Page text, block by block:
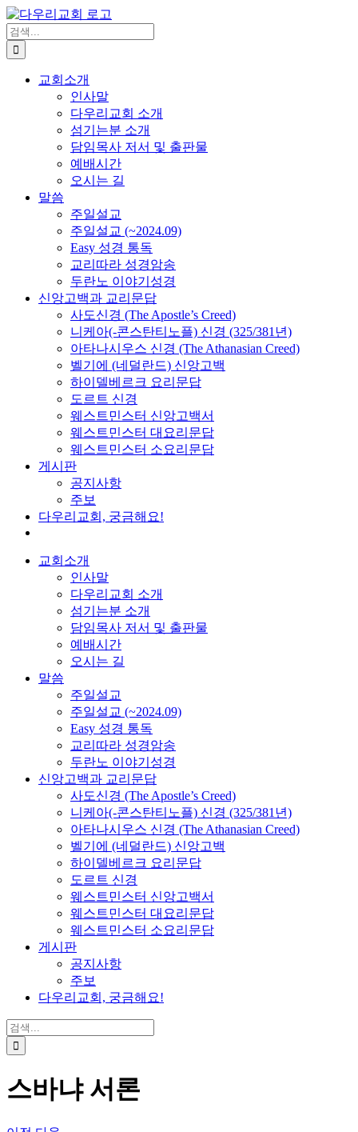
Skip
to
content
검
색
...
교회소개
인사말
다우리교회 소개
섬기는분 소개
담임목사 저서 및 출판물
예배시간
오시는 길
말씀
주일설교
주일설교 (~2024.09)
Easy 성경 통독
교리따라 성경암송
두란노 이야기성경
신앙고백과 교리문답
사도신경 (The Apostle’s Creed)
니케아(-콘스탄티노플) 신경 (325/381년)
아타나시우스 신경 (The Athanasian Creed)
벨기에 (네덜란드) 신앙고백
하이델베르크 요리문답
도르트 신경
웨스트민스터 신앙고백서
웨스트민스터 대요리문답
웨스트민스터 소요리문답
게시판
공지사항
주보
다우리교회, 궁금해요!
교회소개
인사말
다우리교회 소개
섬기는분 소개
담임목사 저서 및 출판물
예배시간
오시는 길
말씀
주일설교
주일설교 (~2024.09)
Easy 성경 통독
교리따라 성경암송
두란노 이야기성경
신앙고백과 교리문답
사도신경 (The Apostle’s Creed)
니케아(-콘스탄티노플) 신경 (325/381년)
아타나시우스 신경 (The Athanasian Creed)
벨기에 (네덜란드) 신앙고백
하이델베르크 요리문답
도르트 신경
웨스트민스터 신앙고백서
웨스트민스터 대요리문답
웨스트민스터 소요리문답
게시판
공지사항
주보
다우리교회, 궁금해요!
검
색
...
스바냐 서론